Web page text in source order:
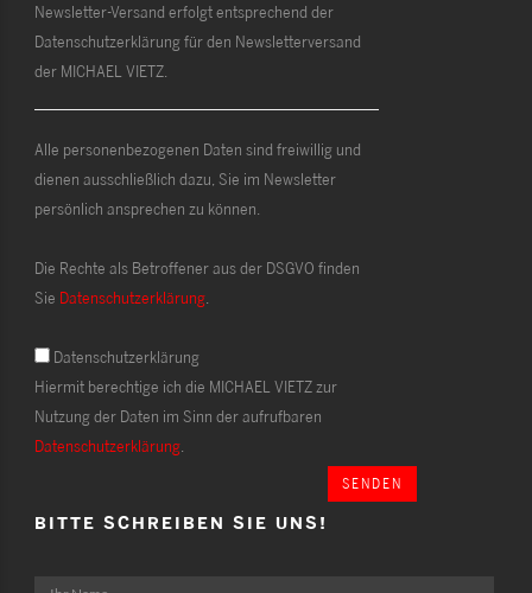
Newsletter-Versand erfolgt entsprechend der
Datenschutzerklärung für den Newsletterversand
der MICHAEL VIETZ.
Alle personenbezogenen Daten sind freiwillig und
dienen ausschließlich dazu, Sie im Newsletter
persönlich ansprechen zu können.
Die Rechte als Betroffener aus der DSGVO finden
Sie Datenschutzerklärung.
Datenschutzerklärung
Hiermit berechtige ich die MICHAEL VIETZ zur
Nutzung der Daten im Sinn der aufrufbaren
Datenschutzerklärung.
SENDEN
BITTE SCHREIBEN SIE UNS!